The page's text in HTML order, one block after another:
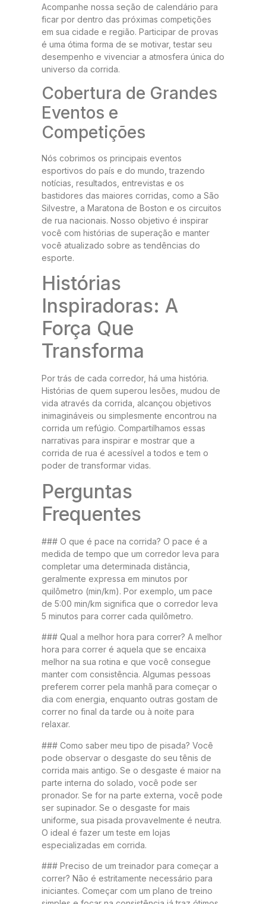
Acompanhe nossa seção de calendário para
ficar por dentro das próximas competições
em sua cidade e região. Participar de provas
é uma ótima forma de se motivar, testar seu
desempenho e vivenciar a atmosfera única do
universo da corrida.
Cobertura de Grandes
Eventos e
Competições
Nós cobrimos os principais eventos
esportivos do país e do mundo, trazendo
notícias, resultados, entrevistas e os
bastidores das maiores corridas, como a São
Silvestre, a Maratona de Boston e os circuitos
de rua nacionais. Nosso objetivo é inspirar
você com histórias de superação e manter
você atualizado sobre as tendências do
esporte.
Histórias
Inspiradoras: A
Força Que
Transforma
Por trás de cada corredor, há uma história.
Histórias de quem superou lesões, mudou de
vida através da corrida, alcançou objetivos
inimagináveis ou simplesmente encontrou na
corrida um refúgio. Compartilhamos essas
narrativas para inspirar e mostrar que a
corrida de rua é acessível a todos e tem o
poder de transformar vidas.
Perguntas
Frequentes
### O que é pace na corrida? O pace é a
medida de tempo que um corredor leva para
completar uma determinada distância,
geralmente expressa em minutos por
quilômetro (min/km). Por exemplo, um pace
de 5:00 min/km significa que o corredor leva
5 minutos para correr cada quilômetro.
### Qual a melhor hora para correr? A melhor
hora para correr é aquela que se encaixa
melhor na sua rotina e que você consegue
manter com consistência. Algumas pessoas
preferem correr pela manhã para começar o
dia com energia, enquanto outras gostam de
correr no final da tarde ou à noite para
relaxar.
### Como saber meu tipo de pisada? Você
pode observar o desgaste do seu tênis de
corrida mais antigo. Se o desgaste é maior na
parte interna do solado, você pode ser
pronador. Se for na parte externa, você pode
ser supinador. Se o desgaste for mais
uniforme, sua pisada provavelmente é neutra.
O ideal é fazer um teste em lojas
especializadas em corrida.
### Preciso de um treinador para começar a
correr? Não é estritamente necessário para
iniciantes. Começar com um plano de treino